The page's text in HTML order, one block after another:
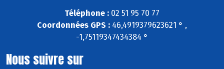
Téléphone : 02 51 95 70 77
Coordonnées GPS : 46,4919379623621 ° ,
-1,75119347434384 °
Nous suivre sur